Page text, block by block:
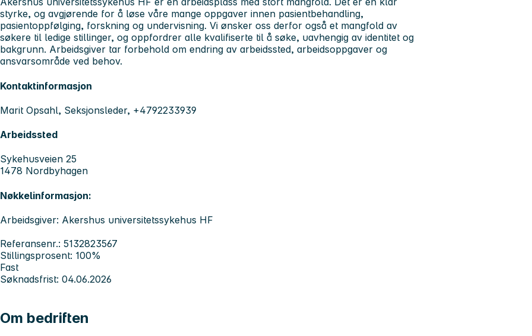
styrke, og avgjørende for å løse våre mange oppgaver innen pasientbehandling,
pasientoppfølging, forskning og undervisning. Vi ønsker oss derfor også et mangfold av
søkere til ledige stillinger, og oppfordrer alle kvalifiserte til å søke, uavhengig av identitet og
bakgrunn. Arbeidsgiver tar forbehold om endring av arbeidssted, arbeidsoppgaver og
ansvarsområde ved behov.
Kontaktinformasjon
Marit Opsahl, Seksjonsleder, +4792233939
Arbeidssted
Sykehusveien 25
1478 Nordbyhagen
Nøkkelinformasjon:
Arbeidsgiver: Akershus universitetssykehus HF
Referansenr.: 5132823567
Stillingsprosent: 100%
Fast
Søknadsfrist: 04.06.2026
Om bedriften